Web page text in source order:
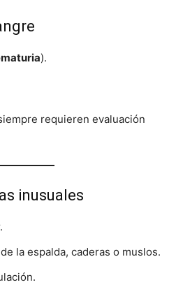
).
requieren evaluación
inusuales
la espalda, caderas o muslos.